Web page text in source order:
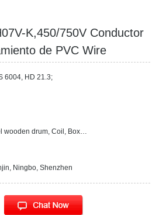
K,450/750V Conductor
de PVC Wire
6004, HD 21.3;
wooden drum, Coil, Box…
Ningbo, Shenzhen